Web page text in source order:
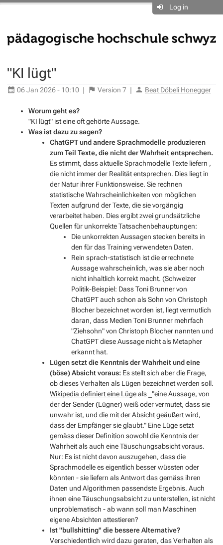
Log in
"KI lügt"
06 Jan 2026 - 10:10 | Version 7 | Beat Döbeli Honegger
Worum geht es?
"KI lügt" ist eine oft gehörte Aussage.
Was ist dazu zu sagen?
ChatGPT und andere Sprachmodelle produzieren
zum Teil Texte, die nicht der Wahrheit entsprechen.
Es stimmt, dass aktuelle Sprachmodelle Texte liefern ,
die nicht immer der Realität entsprechen. Dies liegt in
der Natur ihrer Funktionsweise. Sie rechnen
statistische Wahrscheinlichkeiten von möglichen
Texten aufgrund der Texte, die sie vorgängig
verarbeitet haben. Dies ergibt zwei grundsätzliche
Quellen für unkorrekte Tatsachenbehauptungen:
Die unkorrekten Aussagen stecken bereits in
den für das Training verwendeten Daten.
Rein sprach-statistisch ist die errechnete
Aussage wahrscheinlich, was sie aber noch
nicht inhaltlich korrekt macht. (Schweizer
Politik-Beispiel: Dass Toni Brunner von
ChatGPT auch schon als Sohn von Christoph
Blocher bezeichnet worden ist, liegt vermutlich
daran, dass Medien Toni Brunner mehrfach
"Ziehsohn"von Christoph Blocher nannten und
ChatGPT diese Aussage nicht als Metapher
erkannt hat.
Lügen setzt die Kenntnis der Wahrheit und eine
(böse) Absicht voraus: Es stellt sich aber die Frage,
ob dieses Verhalten als Lügen bezeichnet werden soll.
Wikipedia definiert eine Lügeals _"eine Aussage, von
der der Sender (Lügner) weiß oder vermutet, dass sie
unwahr ist, und die mit der Absicht geäußert wird,
dass der Empfänger sie glaubt." Eine Lüge setzt
gemäss dieser Definition sowohl die Kenntnis der
Wahrheit als auch eine Täuschungsabsicht voraus.
Nur: Es ist nicht davon auszugehen, dass die
Sprachmodelle es eigentlich besser wüssten oder
könnten - sie liefern als Antwort das gemäss ihren
Daten und Algorithmen passendste Ergebnis. Auch
ihnen eine Täuschungsabsicht zu unterstellen, ist nicht
unproblematisch - ab wann soll man Maschinen
eigene Absichten attestieren?
Ist "bullshitting" die bessere Alternative?
Verschiedentlich wird dazu geraten, das Verhalten als